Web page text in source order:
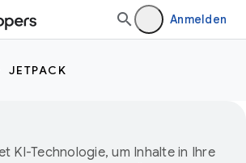
Anmelden
JETPACK
KI-Technologie, um Inhalte in Ihre